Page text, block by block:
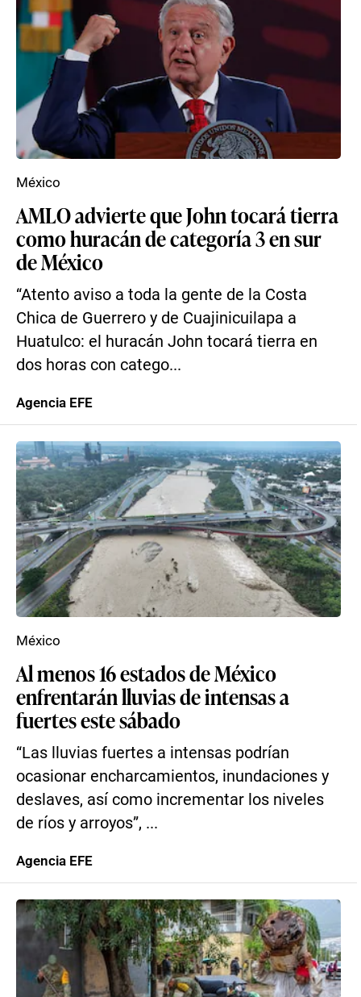
AMLO advierte que John tocará tierra
como huracán de categoría 3 en sur
de México
“Atento aviso a toda la gente de la Costa
Chica de Guerrero y de Cuajinicuilapa a
Huatulco: el huracán John tocará tierra en
dos horas con catego...
México
Agencia EFE
Al menos 16 estados de México
enfrentarán lluvias de intensas a
fuertes este sábado
“Las lluvias fuertes a intensas podrían
ocasionar encharcamientos, inundaciones y
deslaves, así como incrementar los niveles
de ríos y arroyos”, ...
México
Agencia EFE